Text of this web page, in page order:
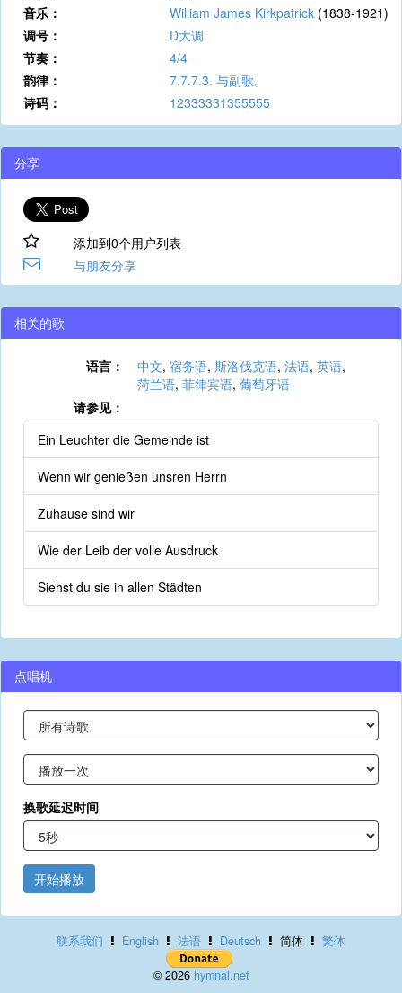
音乐：
William James Kirkpatrick (1838-1921)
调号：
D大调
节奏：
4/4
韵律：
7.7.7.3. 与副歌。
诗码：
12333331355555
分享
添加到0个用户列表
与朋友分享
相关的歌
语言： 中文, 宿务语, 斯洛伐克语, 法语, 英语,
菏兰语, 菲律宾语, 葡萄牙语
请参见：
Ein Leuchter die Gemeinde ist
Wenn wir genießen unsren Herrn
Zuhause sind wir
Wie der Leib der volle Ausdruck
Siehst du sie in allen Städten
点唱机
换歌延迟时间
开始播放
联系我们 English 法语 Deutsch 简体 繁体
© 2026 hymnal.net